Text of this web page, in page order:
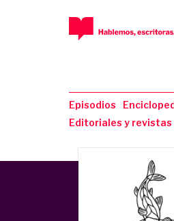
Episodios
Editoriales y revistas